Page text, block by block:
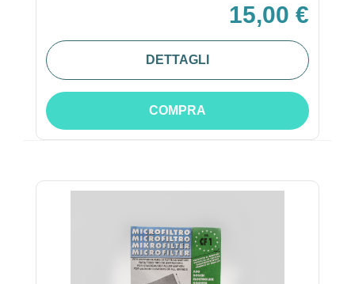
15,00 €
DETTAGLI
COMPRA